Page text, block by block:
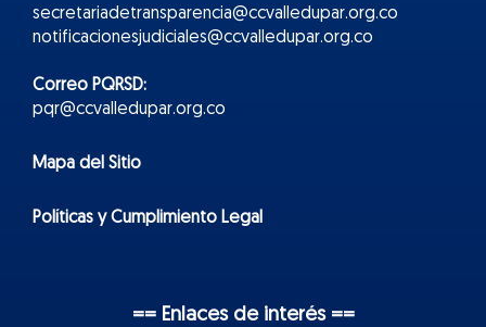
secretariadetransparencia@ccvalledupar.org.co
notificacionesjudiciales@ccvalledupar.org.co
Correo PQRSD:
pqr@ccvalledupar.org.co
Mapa del Sitio
Políticas y Cumplimiento Legal
== Enlaces de interés ==